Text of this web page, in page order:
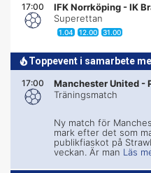
17:00 IFK Norrköping -IK
Superettan
1.04 12.00 31.00
Toppevent i samarbete
17:00 Manchester United -
Träningsmatch
Ny match för
mark efter det som
publikfiaskot på
veckan. Är man Läs